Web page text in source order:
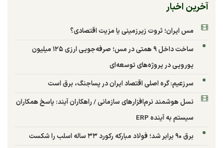
آخرین اخبار
مس ایران؛ ثروت زیرزمینی یا مزیت اقتصادی؟
ساخت داخل ۹ همتی در مس؛ صرفه‌جویی ارزی ۱۲۵ میلیون
یورویی در پروژه‌های توسعه‌ای
سرزعیم: گره اصلی اقتصاد ایران در پساجنگ، برق است
نسل هوشمند نرم‌افزارهای سازمانی / راهکاران آیند: پاسخ همکاران
سیستم به آینده ERP
برق ۹۰ برابر شد؛ فولاد مبارکه رکورد ۳۳ ساله اسلب را شکست